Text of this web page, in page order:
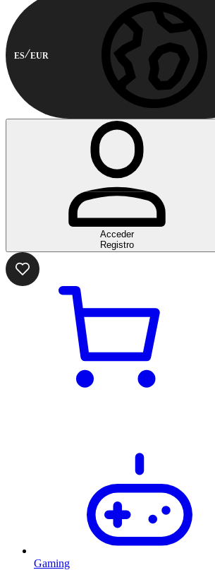
ES EUR
Acceder
Registro
Gaming